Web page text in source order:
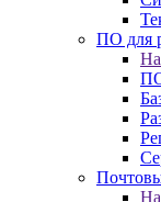
ПО для